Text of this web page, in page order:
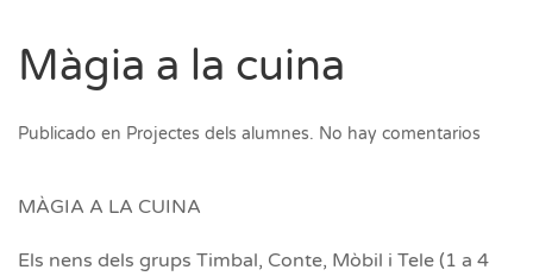
Màgia a la cuina
Publicado en Projectes dels alumnes. No hay comentarios
MÀGIA A LA CUINA
Els nens dels grups Timbal, Conte, Mòbil i Tele (1 a 4